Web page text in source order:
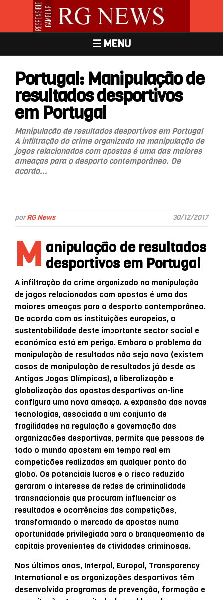
☰ MENU
Portugal: Manipulação de
resultados desportivos
em Portugal
Manipulação de resultados desportivos em Portugal
A infiltração do crime organizado na manipulação de
jogos relacionados com apostas é uma das maiores
ameaças para o desporto contemporâneo. De
acordo...
porRG News 30/12/2017
M anipulação de resultados
desportivos em Portugal
A infiltração do crime organizado na manipulação
de jogos relacionados com apostas é uma das
maiores ameaças para o desporto contemporâneo.
De acordo com as instituições europeias, a
sustentabilidade deste importante sector social e
económico está em perigo. Embora o problema da
manipulação de resultados não seja novo (existem
casos de manipulação de resultados já desde os
Antigos Jogos Olímpicos), a liberalização e
globalização das apostas desportivas on-line
configura uma nova ameaça. A expansão das novas
tecnologias, associada a um conjunto de
fragilidades na regulação e governação das
organizações desportivas, permite que pessoas de
todo o mundo apostem em tempo real em
competições realizadas em qualquer ponto do
globo. Os potenciais lucros e o risco reduzido
geraram o interesse de redes de criminalidade
transnacionais que procuram influenciar os
resultados e ocorrências das competições,
transformando o mercado de apostas numa
oportunidade privilegiada para o branqueamento de
capitais provenientes de atividades criminosas.
Nos últimos anos, Interpol, Europol, Transparency
International e as organizações desportivas têm
desenvolvido programas de prevenção, formação e